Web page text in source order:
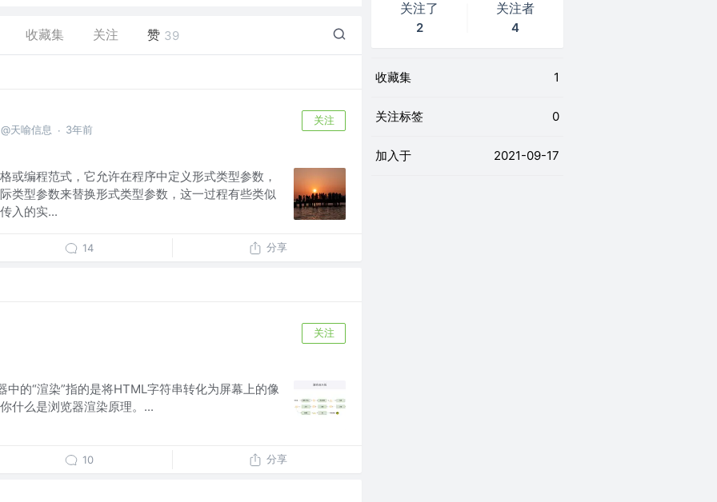
收藏集 关注 赞 39
天喻信息 · 3年前
关注
或编程范式，它允许在程序中定义形式类型参数，
类型参数来替换形式类型参数，这一过程有些类似
入的实...
14 分享
关注
的“渲染”指的是将HTML字符串转化为屏幕上的像
什么是浏览器渲染原理。...
10 分享
关注了
2
关注者
4
收藏集 1
关注标签 0
加入于 2021-09-17